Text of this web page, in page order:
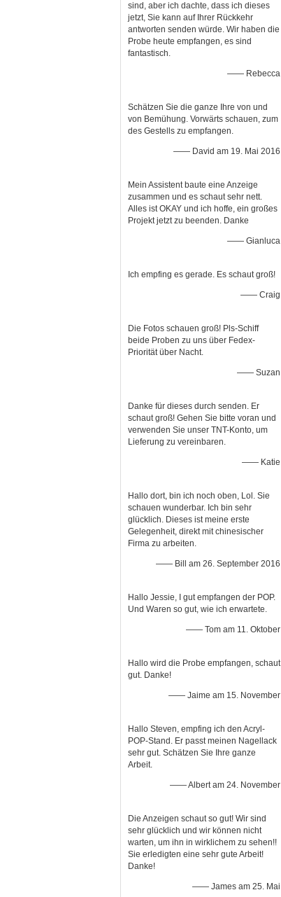
sind, aber ich dachte, dass ich dieses
jetzt, Sie kann auf Ihrer Rückkehr
antworten senden würde. Wir haben die
Probe heute empfangen, es sind
fantastisch.
—— Rebecca
Schätzen Sie die ganze Ihre von und
von Bemühung. Vorwärts schauen, zum
des Gestells zu empfangen.
—— David am 19. Mai 2016
Mein Assistent baute eine Anzeige
zusammen und es schaut sehr nett.
Alles ist OKAY und ich hoffe, ein großes
Projekt jetzt zu beenden. Danke
—— Gianluca
Ich empfing es gerade. Es schaut groß!
—— Craig
Die Fotos schauen groß! Pls-Schiff
beide Proben zu uns über Fedex-
Priorität über Nacht.
—— Suzan
Danke für dieses durch senden. Er
schaut groß! Gehen Sie bitte voran und
verwenden Sie unser TNT-Konto, um
Lieferung zu vereinbaren.
—— Katie
Hallo dort, bin ich noch oben, Lol. Sie
schauen wunderbar. Ich bin sehr
glücklich. Dieses ist meine erste
Gelegenheit, direkt mit chinesischer
Firma zu arbeiten.
—— Bill am 26. September 2016
Hallo Jessie, I gut empfangen der POP.
Und Waren so gut, wie ich erwartete.
—— Tom am 11. Oktober
Hallo wird die Probe empfangen, schaut
gut. Danke!
—— Jaime am 15. November
Hallo Steven, empfing ich den Acryl-
POP-Stand. Er passt meinen Nagellack
sehr gut. Schätzen Sie Ihre ganze
Arbeit.
—— Albert am 24. November
Die Anzeigen schaut so gut! Wir sind
sehr glücklich und wir können nicht
warten, um ihn in wirklichem zu sehen!!
Sie erledigten eine sehr gute Arbeit!
Danke!
—— James am 25. Mai